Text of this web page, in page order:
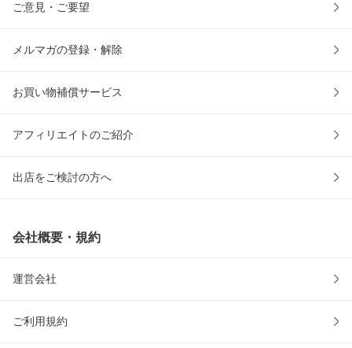
ご意見・ご要望
メルマガの登録・解除
お買い物補償サービス
アフィリエイトのご紹介
出店をご検討の方へ
会社概要・規約
運営会社
ご利用規約